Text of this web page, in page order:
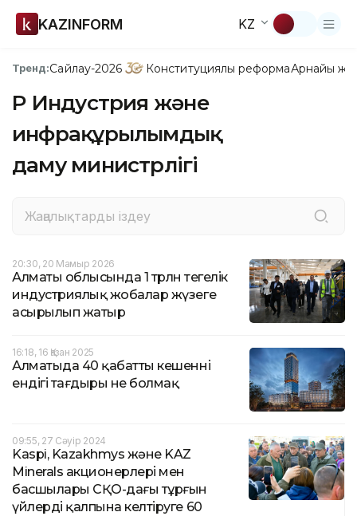
KAZINFORM KZ
Тренд:Сайлау-2026 Конституциялық реформаАрнайы
ҚР Индустрия және
инфрақұрылымдық
даму министрлігі
20:30, 20 Мамыр 2026
Алматы облысында 1 трлн теңгелік
индустриялық жобалар жүзеге
асырылып жатыр
16:18, 16 Қазан 2025
Алматыда 40 қабатты кешеннің
ендігі тағдыры не болмақ
09:55, 27 Сәуір 2024
Kaspi, Kazakhmys және KAZ
Minerals акционерлері мен
басшылары СҚО-дағы тұрғын
үйлерді қалпына келтіруге 60